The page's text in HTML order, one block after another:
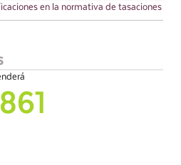
en la normativa de tasaciones